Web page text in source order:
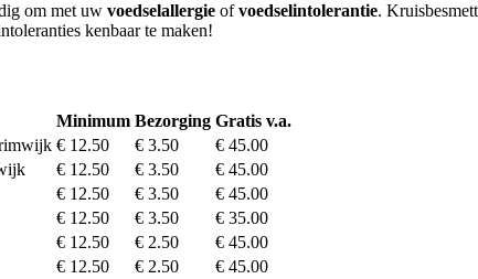
om met uw voedselallergie ofvoedselintolerantie.
kenbaar te maken!
Minimum Bezorging Gratis v.a.
€ 12.50 € 3.50
€ 45.00
€ 12.50 € 3.50
€ 45.00
€ 12.50 € 3.50
€ 45.00
€ 12.50 € 3.50
€ 35.00
€ 12.50 € 2.50
€ 45.00
€ 12.50 € 2.50
€ 45.00